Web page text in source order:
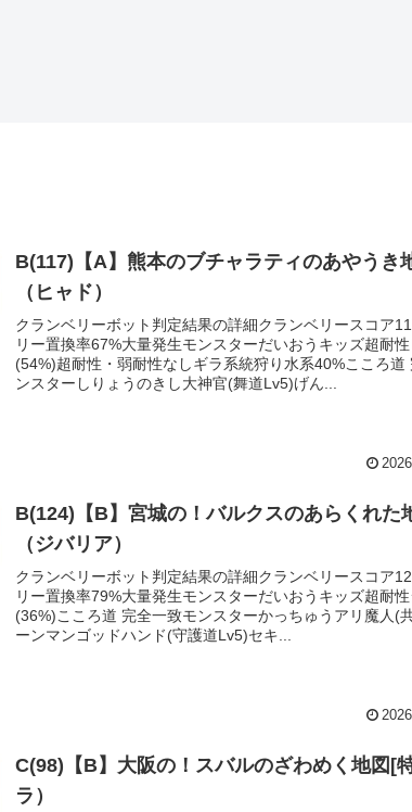
B(117)【A】熊本のブチャラティのあやうき
（ヒャド）
クランベリーボット判定結果の詳細クランベリースコア
リー置換率67%大量発生モンスターだいおうキッズ超耐性
(54%)超耐性・弱耐性なしギラ系統狩り水系40%こころ道
ンスターしりょうのきし大神官(舞道Lv5)げん...
B(124)【B】宮城の！バルクスのあらくれた
（ジバリア）
クランベリーボット判定結果の詳細クランベリースコア
リー置換率79%大量発生モンスターだいおうキッズ超耐
(36%)こころ道 完全一致モンスターかっちゅうアリ魔人(
ーンマンゴッドハンド(守護道Lv5)セキ...
C(98)【B】大阪の！スバルのざわめく地図[
ラ）